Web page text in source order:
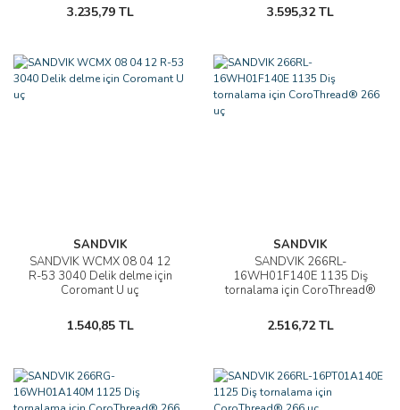
3.235,79 TL 3.595,32 TL
SANDVIK
SANDVIK WCMX 08 04 12
R-53 3040 Delik delme için
Coromant U uç
1.540,85 TL
SANDVIK
SANDVIK 266RL-
16WH01F140E 1135 Diş
tornalama için CoroThread®
2.516,72 TL